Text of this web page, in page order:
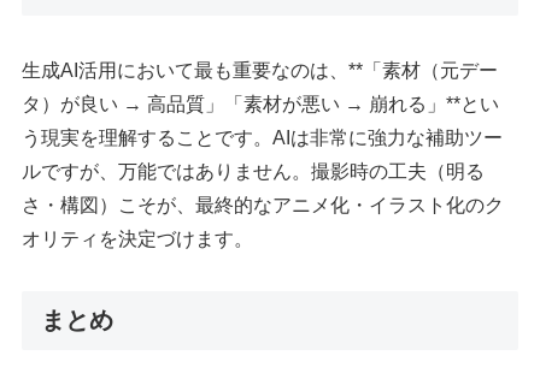
生成AI活用において最も重要なのは、**「素材（元デー
タ）が良い → 高品質」「素材が悪い → 崩れる」**とい
う現実を理解することです。AIは非常に強力な補助ツー
ルですが、万能ではありません。撮影時の工夫（明る
さ・構図）こそが、最終的なアニメ化・イラスト化のク
オリティを決定づけます。
まとめ